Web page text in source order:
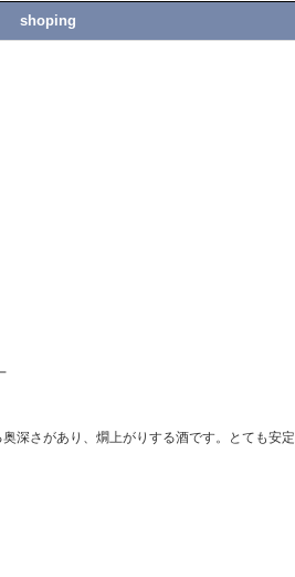
shoping
深さがあり、燗上がりする酒です。とても安定